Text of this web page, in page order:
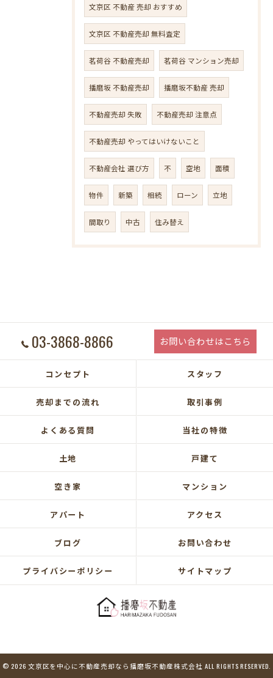
文京区 不動産 売却 おすすめ
文京区 不動産売却 無料査定
茗荷谷 不動産売却 茗荷谷 マンション売却
播磨坂 不動産売却 播磨坂不動産 売却
不動産売却 失敗 不動産売却 注意点
不動産売却 やってはいけないこと
不動産会社 選び方 不 空地 面積
物件 新築 相続 ローン 立地
間取り 中古 住み替え
03-3868-8866 お問い合わせはこちら
コンセプト スタッフ
売却までの流れ 取引事例
よくある質問 当社の特徴
土地 戸建て
空き家 マンション
アパート アクセス
ブログ お問い合わせ
プライバシーポリシー サイトマップ
© 2026 文京区を中心に不動産売却なら播磨坂不動産株式会社 ALL RIGHTS RESERVED.